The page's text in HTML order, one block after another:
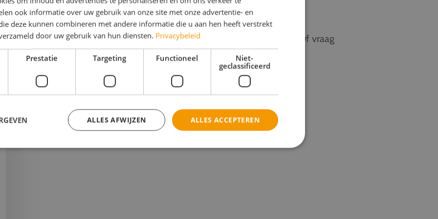
mij een mail en ik help je verder om het beste uit je schoolreis te halen. Of vraag
een verrassend advies, gebaseerd op jouw persoonlijke voorkeuren.
ook informatie over uw gebruik van onze site met onze advertentie- en
deze kunnen combineren met andere informatie die u aan hen heeft verstrekt
door uw gebruik van hun diensten. Privacybeleid
Prestatie Targeting Functioneel
Niet-
geclassificeerd
ALLES ACCEPTEREN
ALLES AFWIJZEN